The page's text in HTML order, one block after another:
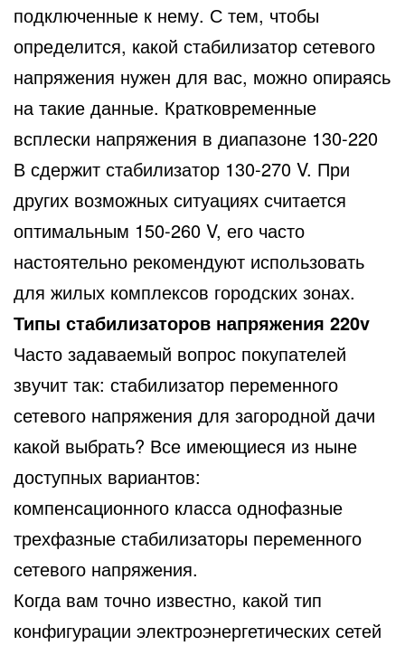
подключенные к нему. С тем, чтобы
определится, какой стабилизатор сетевого
напряжения нужен для вас, можно опираясь
на такие данные. Кратковременные
всплески напряжения в диапазоне 130-220
В сдержит стабилизатор 130-270 V. При
других возможных ситуациях считается
оптимальным 150-260 V, его часто
настоятельно рекомендуют использовать
для жилых комплексов городских зонах.
Типы стабилизаторов напряжения 220v
Часто задаваемый вопрос покупателей
звучит так: стабилизатор переменного
сетевого напряжения для загородной дачи
какой выбрать? Все имеющиеся из ныне
доступных вариантов:
компенсационного класса однофазные
трехфазные стабилизаторы переменного
сетевого напряжения.
Когда вам точно известно, какой тип
конфигурации электроэнергетических сетей